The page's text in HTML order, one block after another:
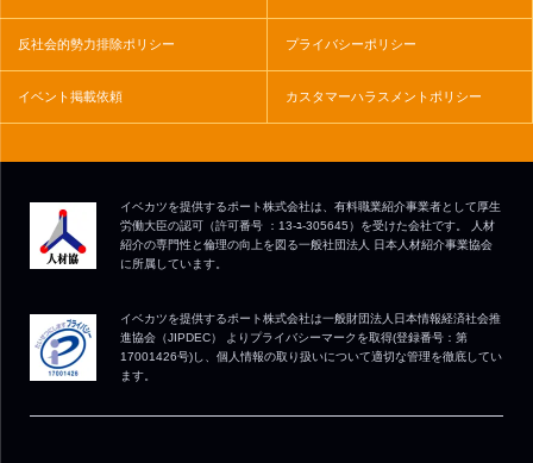
反社会的勢力排除ポリシー プライバシーポリシー
イベント掲載依頼 カスタマーハラスメントポリシー